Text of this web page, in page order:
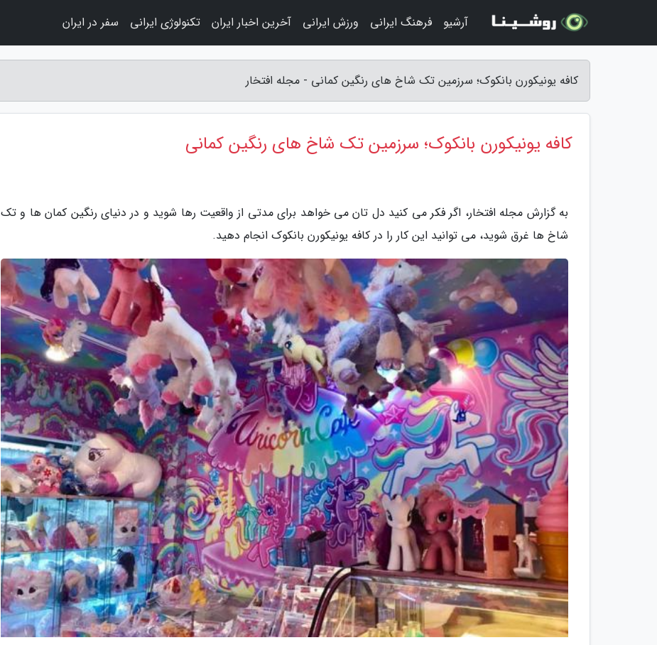
کافه یونیکورن بانکوک؛ سرزمین تک شاخ های رنگین کمانی - مجله افتخار
کافه یونیکورن بانکوک؛ سرزمین تک شاخ های رنگین کمانی
به گزارش مجله افتخار، اگر فکر می کنید دل تان می خواهد برای مدتی از واقعیت رها شوید و در دنیای رنگین کمان ها و تک
شاخ ها غرق شوید، می توانید این کار را در کافه یونیکورن بانکوک انجام دهید.
آرشیو فرهنگ ایرانی ورزش ایرانی آخرین اخبار ایران تکنولوژی ایرانی سفر در ایران